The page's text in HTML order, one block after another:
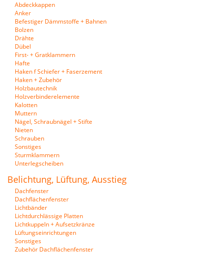
Abdeckkappen
Anker
Befestiger Dämmstoffe + Bahnen
Bolzen
Drähte
Dübel
First- + Gratklammern
Hafte
Haken f Schiefer + Faserzement
Haken + Zubehör
Holzbautechnik
Holzverbinderelemente
Kalotten
Muttern
Nägel, Schraubnägel + Stifte
Nieten
Schrauben
Sonstiges
Sturmklammern
Unterlegscheiben
Belichtung, Lüftung, Ausstieg
Dachfenster
Dachflächenfenster
Lichtbänder
Lichtdurchlässige Platten
Lichtkuppeln + Aufsetzkränze
Lüftungseinrichtungen
Sonstiges
Zubehör Dachflächenfenster